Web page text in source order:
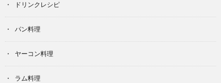
ドリンクレシピ
パン料理
ヤーコン料理
ラム料理